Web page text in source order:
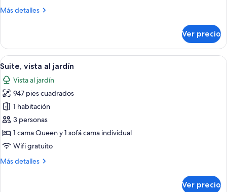
playa
Más detalles
Más
junto
la
playa
Ver precio
Abrir
todas
las
fotos
de
Suite,
vista
al
Una habitación de hotel moderna
4
Suite, vista al jardín
Vista al jardín
947 pies cuadrados
1 habitación
3 personas
1 cama Queen y 1 sofá cama individual
Wifi gratuito
Más detalles
Más
Ver precio